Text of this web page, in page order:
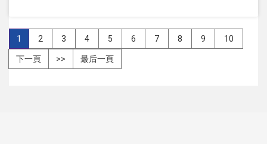
1 2 3 4 5 6 7 8 9 10
下一頁 >> 最后一頁